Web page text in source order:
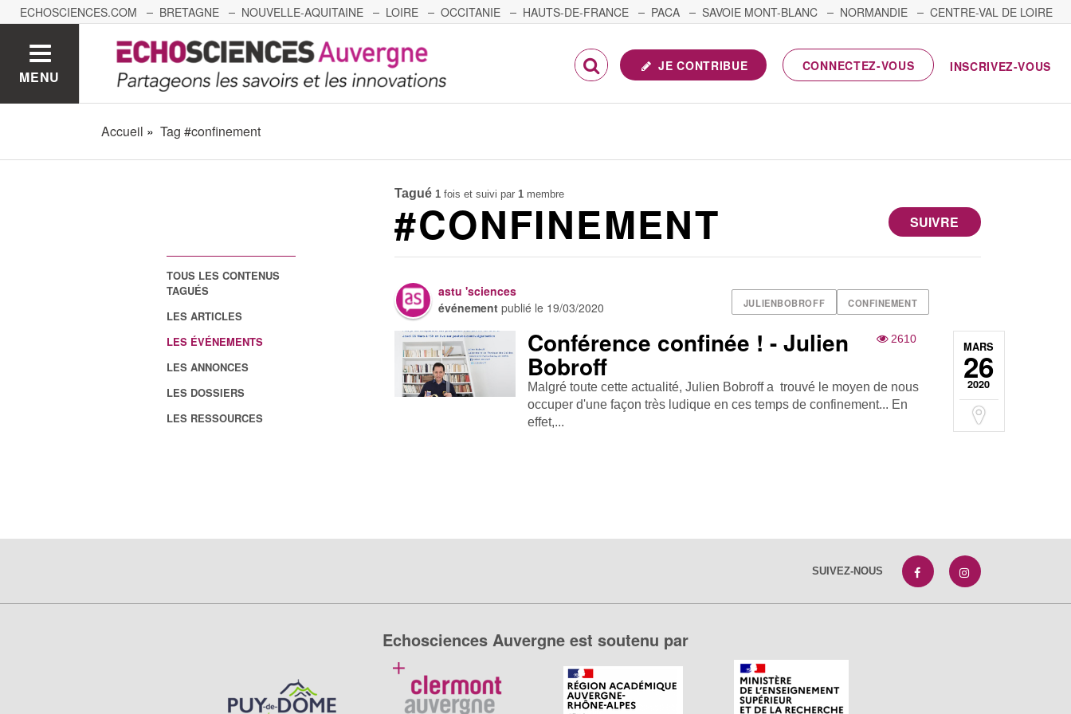
ECHOSCIENCES.COM BRETAGNE NOUVELLE-AQUITAINE LOIRE OCCITANIE HAUTS-DE-FRANCE PACA SAVOIE MONT-BLANC NORMANDIE
CENTRE-VAL DE LOIRE
GRENOBLE GRAND EST BOURGOGNE-FRANCHE-COMTÉ
MENU
JE CONTRIBUE CONNECTEZ-VOUS INSCRIVEZ-VOUS
Accueil Tag #confinement
TOUS LES CONTENUS
TAGUÉS
LES ARTICLES
LES ÉVÉNEMENTS
LES ANNONCES
LES DOSSIERS
LES RESSOURCES
Tagué 1 fois et suivi par1 membre
SUIVRE
#CONFINEMENT
JULIENBOBROFF CONFINEMENT
astu 'sciences
événement publié le 19/03/2020
MARS
26
2020
2610
Conférence confinée ! - Julien
Bobroff
Malgré toute cette actualité, Julien Bobroff a trouvé le moyen de nous
occuper d'une façon très ludique en ces temps de confinement... En
effet,...
SUIVEZ-NOUS
Echosciences Auvergne est soutenu par